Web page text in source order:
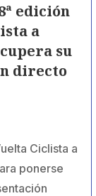
edición
a
su
directo
Ciclista a
ponerse